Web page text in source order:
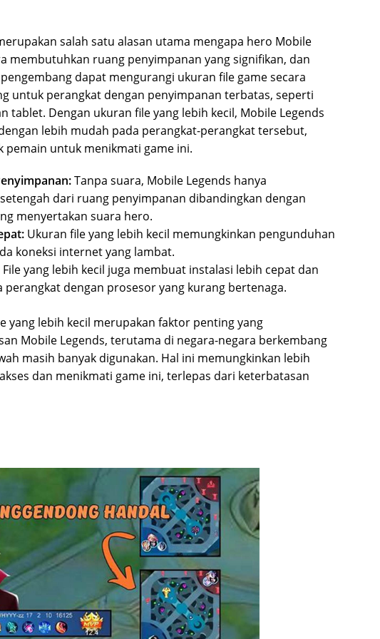
salah satu alasan utama mengapa hero Mobile
membutuhkan ruang penyimpanan yang signifikan, dan
dapat mengurangi ukuran file game secara
untuk perangkat dengan penyimpanan terbatas, seperti
tablet. Dengan ukuran file yang lebih kecil, Mobile Legends
lebih mudah pada perangkat-perangkat tersebut,
pemain untuk menikmati game ini.
Tanpa suara, Mobile Legends hanya
dari ruang penyimpanan dibandingkan dengan
menyertakan suara hero.
Ukuran file yang lebih kecil memungkinkan pengunduhan
koneksi internet yang lambat.
File yang lebih kecil juga membuat instalasi lebih cepat dan
dengan prosesor yang kurang bertenaga.
yang lebih kecil merupakan faktor penting yang
Mobile Legends, terutama di negara-negara berkembang
masih banyak digunakan. Hal ini memungkinkan lebih
dan menikmati game ini, terlepas dari keterbatasan